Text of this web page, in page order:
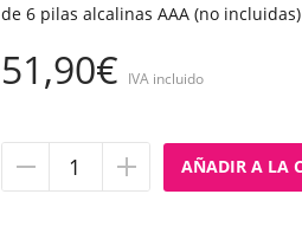
de 6 pilas alcalinas AAA (no
51,90€ IVA incluido